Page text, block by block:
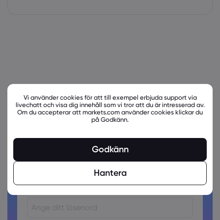
Skapa ett konto!
Vi använder cookies för att till exempel erbjuda support via
livechatt och visa dig innehåll som vi tror att du är intresserad av.
Om du accepterar att markets.com använder cookies klickar du
på Godkänn.
Godkänn
Hantera